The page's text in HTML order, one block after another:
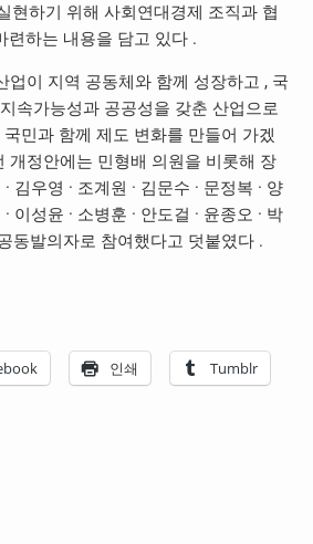
현하기 위해 사회연대경제 조직과 협
련하는 내용을 담고 있다 .
업이 지역 공동체와 함께 성장하고 , 국
속가능성과 공공성을 갖춘 산업으로
민과 함께 제도 변화를 만들어 가겠
개정안에는 민형배 의원을 비롯해 장
김우영 · 조계원 · 김문수 · 문정복 · 양
이성윤 · 소병훈 · 안도걸 · 윤종오 · 박
동발의자로 참여했다고 덧붙였다 .
인쇄 Tumblr